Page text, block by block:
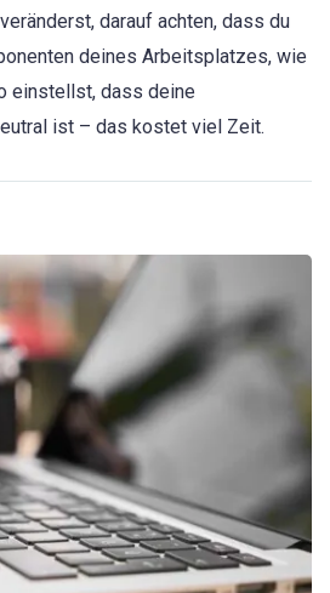
darauf achten, dass du
deines Arbeitsplatzes, wie
einstellst, dass deine
ist – das kostet viel Zeit.